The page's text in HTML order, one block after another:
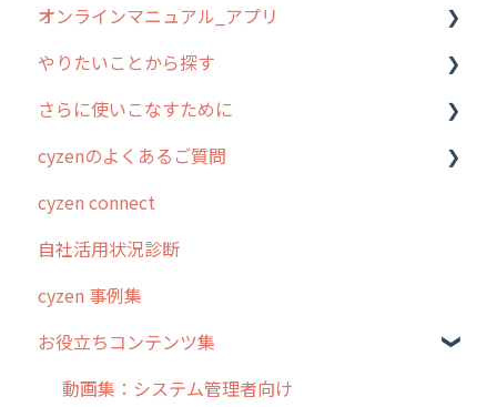
お客様の声を実現しました
1. cyzenについて知ろう
2. 主要機能の概要
3. cyzenの位置情報取得について
4. cyzen利用前の準備：システム管理者編
5. 基本的な使い方：システム管理者編
6. 基本的な使い方：ユーザー編
7. 初心者向けよくある質問集
8. 用語集
9. もっと便利に利用するための設定
管理サイトの使い始め
ユーザー・グループ管理
行動管理
予定管理
スポット
ステータス・主観
報告書・行動種別
勤怠管理
活動通知
オンラインマニュアル_アプリ
アプリの使い始め
ホーム画面
スポット
報告閲覧
予定
日報
履歴
メンバー
やりたいことから探す
行動管理
勤怠管理
予定管理
スポット
ステータス・主観
報告書・行動種別
ユーザー・グループ管理
さらに使いこなすために
はじめに
スポット・ステータス関連オプション
交通費自動計算
安全走行支援
写真管理・高画質化
ダッシュボード（BI）・パフォーマンス
cyzenのよくあるご質問
ログインについて
グループ・ユーザーについて
GPS・位置情報 について
ルート自動記録 について
出退勤・ステータス・主観について
cyzen connect
自社活用状況診断
cyzen 事例集
お役立ちコンテンツ集
動画集：システム管理者向け